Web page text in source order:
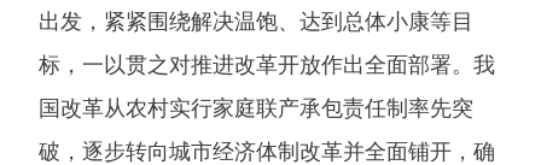
出发，紧紧围绕解决温饱、达到总体小康等目
标，一以贯之对推进改革开放作出全面部署。我
国改革从农村实行家庭联产承包责任制率先突
破，逐步转向城市经济体制改革并全面铺开，确